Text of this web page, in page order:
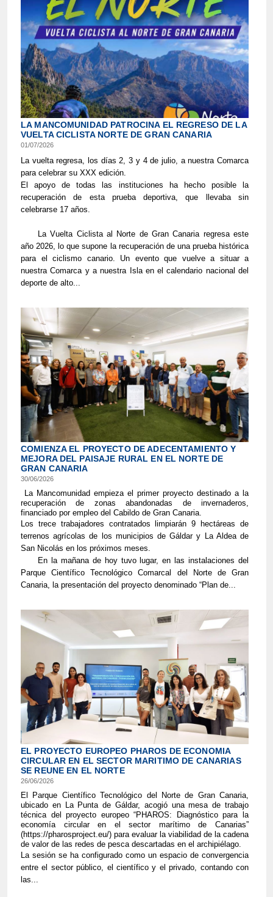
LA MANCOMUNIDAD PATROCINA EL REGRESO DE LA
VUELTA CICLISTA NORTE DE GRAN CANARIA
01/07/2026
La vuelta regresa, los días 2, 3 y 4 de julio, a nuestra Comarca
para celebrar su XXX edición.
El apoyo de todas las instituciones ha hecho posible la
recuperación de esta prueba deportiva, que llevaba sin
celebrarse 17 años.
La Vuelta Ciclista al Norte de Gran Canaria regresa este
año 2026, lo que supone la recuperación de una prueba histórica
para el ciclismo canario. Un evento que vuelve a situar a
nuestra Comarca y a nuestra Isla en el calendario nacional del
deporte de alto...
COMIENZA EL PROYECTO DE ADECENTAMIENTO Y
MEJORA DEL PAISAJE RURAL EN EL NORTE DE
GRAN CANARIA
30/06/2026
La Mancomunidad empieza el primer proyecto destinado a la
recuperación de zonas abandonadas de invernaderos,
financiado por empleo del Cabildo de Gran Canaria.
Los trece trabajadores contratados limpiarán 9 hectáreas de
terrenos agrícolas de los municipios de Gáldar y La Aldea de
San Nicolás en los próximos meses.
En la mañana de hoy tuvo lugar, en las instalaciones del
Parque Científico Tecnológico Comarcal del Norte de Gran
Canaria, la presentación del proyecto denominado “Plan de...
EL PROYECTO EUROPEO PHAROS DE ECONOMIA
CIRCULAR EN EL SECTOR MARITIMO DE CANARIAS
SE REUNE EN EL NORTE
26/06/2026
El Parque Científico Tecnológico del Norte de Gran Canaria,
ubicado en La Punta de Gáldar, acogió una mesa de trabajo
técnica del proyecto europeo “PHAROS: Diagnóstico para la
economía circular en el sector marítimo de Canarias”
(https://pharosproject.eu/) para evaluar la viabilidad de la cadena
de valor de las redes de pesca descartadas en el archipiélago.
La sesión se ha configurado como un espacio de convergencia
entre el sector público, el científico y el privado, contando con
las...